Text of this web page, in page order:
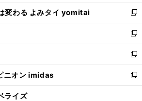
ウ
で
開
く
ン
ド
ウ
で
開
く
ウ
ィ
ン
ド
ウ
で
開
く
し
い
ウ
ィ
ン
ド
ウ
で
開
変わる よみタイ yomitai
新
し
い
ウ
ィ
ン
ド
ウ
新
し
い
ウ
ィ
ン
新
し
い
ウ
ニオン imidas
新
し
ライズ